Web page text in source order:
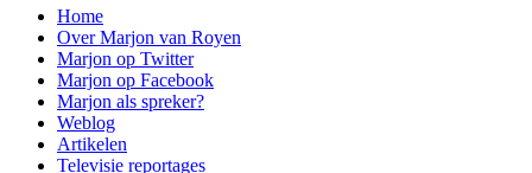
Home
Over Marjon van Royen
Marjon op Twitter
Marjon op Facebook
Marjon als spreker?
Weblog
Artikelen
Televisie reportages